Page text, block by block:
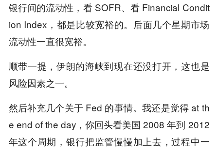
银行间的流动性，看 SOFR、看 Financial Condit
ion Index，都是比较宽裕的。后面几个星期市场
流动性一直很宽裕。
顺带一提，伊朗的海峡到现在还没打开，这也是
风险因素之一。
然后补充几个关于 Fed 的事情。我还是觉得 at th
e end of the day，你回头看美国 2008 年到 2012
年这个周期，银行把监管慢慢加上去，过程中一